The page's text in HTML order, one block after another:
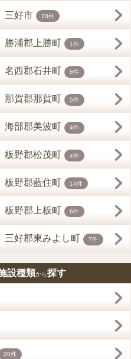
三好市 20件
勝浦郡上勝町 1件
名西郡石井町 8件
那賀郡那賀町 5件
海部郡美波町 4件
板野郡松茂町 4件
板野郡藍住町 14件
板野郡上板町 6件
三好郡東みよし町 7件
設種類から探す
20件